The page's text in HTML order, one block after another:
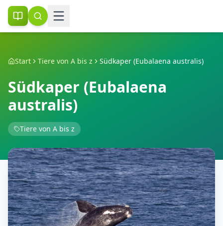
Start Tiere von A bis z Südkaper (Eubalaena australis)
Südkaper (Eubalaena
australis)
Tiere von A bis z